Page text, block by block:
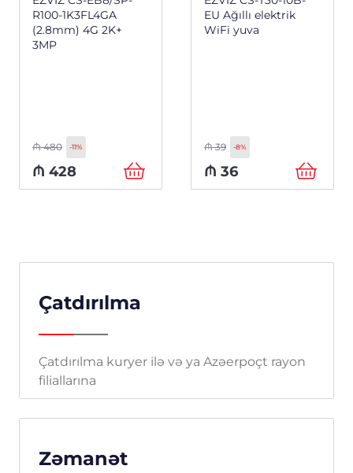
R100-1K3FL4GA
(2.8mm) 4G 2K+
3MP
₼480 -11%
₼ 428
EU Ağıllı elektrik
WiFi yuva
₼39 -8%
₼ 36
Çatdırılma
Çatdırılma kuryer ilə və ya Azəerpoçt rayon
filiallarına
Zəmanət